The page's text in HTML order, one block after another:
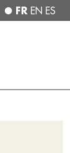
FR EN ES